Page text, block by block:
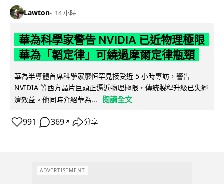
Lawton 14 小時
華為科學家警告 NVIDIA 已近物理極限
華為「韜定律」可繞過摩爾定律瓶頸
華為半導體首席科學家廖恒罕見接受近 5 小時專訪，警告
NVIDIA 等西方晶片巨頭正逼近物理極限，傳統製程升級已失經
濟效益。他同時介紹華為...
閱讀全文
991 369 ↗ 分享
ADVERTISEMENT